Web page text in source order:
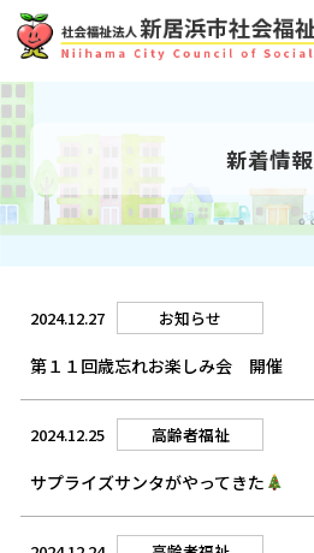
新着情報
2024.12.27 お知らせ
第１１回歳忘れお楽しみ会 開催
2024.12.25 高齢者福祉
サプライズサンタがやってきた